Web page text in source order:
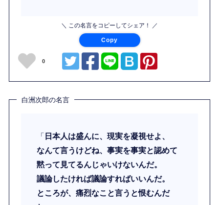
＼ この名言をコピーしてシェア！ ／
Copy
0
白洲次郎の名言
「 日本人は盛んに、現実を凝視せよ、
なんて言うけどね、事実を事実と認めて
黙って見てるんじゃいけないんだ。
議論したければ議論すればいいんだ。
ところが、痛烈なこと言うと恨むんだ